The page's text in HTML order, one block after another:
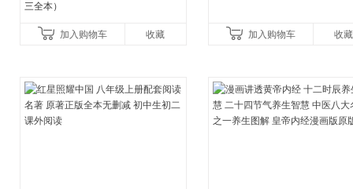
三全本）
加入购物车 收藏 加入购物车 收藏